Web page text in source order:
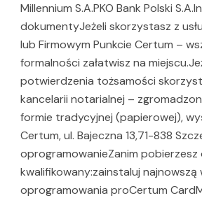
Millennium S.A.PKO Bank Polski
dokumentyJeżeli skorzystasz z
lub Firmowym Punkcie Certum –
formalności załatwisz na
potwierdzenia tożsamości
kancelarii notarialnej –
formie tradycyjnej (papierowej),
Certum, ul. Bajeczna 13,71-838
oprogramowanieZanim
kwalifikowany:zainstaluj najnowszą
oprogramowania proCertum